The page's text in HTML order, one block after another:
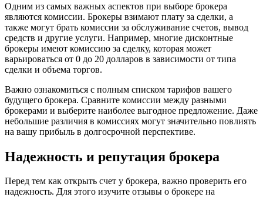
Одним из самых важных аспектов при выборе брокера
являются комиссии. Брокеры взимают плату за сделки, а
также могут брать комиссии за обслуживание счетов, вывод
средств и другие услуги. Например, многие дисконтные
брокеры имеют комиссию за сделку, которая может
варьироваться от 0 до 20 долларов в зависимости от типа
сделки и объема торгов.
Важно ознакомиться с полным списком тарифов вашего
будущего брокера. Сравните комиссии между разными
брокерами и выберите наиболее выгодное предложение. Даже
небольшие различия в комиссиях могут значительно повлиять
на вашу прибыль в долгосрочной перспективе.
Надежность и репутация брокера
Перед тем как открыть счет у брокера, важно проверить его
надежность. Для этого изучите отзывы о брокере на